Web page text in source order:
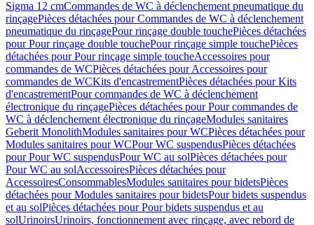
Sigma 12 cmCommandes de WC à déclenchement pneumatique du
rinçagePièces détachées pour Commandes de WC à déclenchement
pneumatique du rinçagePour rinçage double touchePièces détachées
pour Pour rinçage double touchePour rinçage simple touchePièces
détachées pour Pour rinçage simple toucheAccessoires pour
commandes de WCPièces détachées pour Accessoires pour
commandes de WCKits d'encastrementPièces détachées pour Kits
d'encastrementPour commandes de WC à déclenchement
électronique du rinçagePièces détachées pour Pour commandes de
WC à déclenchement électronique du rinçageModules sanitaires
Geberit MonolithModules sanitaires pour WCPièces détachées pour
Modules sanitaires pour WCPour WC suspendusPièces détachées
pour Pour WC suspendusPour WC au solPièces détachées pour
Pour WC au solAccessoiresPièces détachées pour
AccessoiresConsommablesModules sanitaires pour bidetsPièces
détachées pour Modules sanitaires pour bidetsPour bidets suspendus
et au solPièces détachées pour Pour bidets suspendus et au
solUrinoirsUrinoirs, fonctionnement avec rinçage, avec rebord de